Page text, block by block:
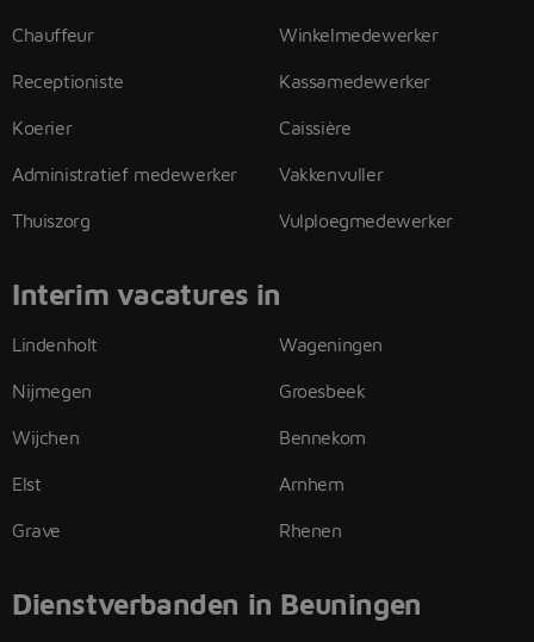
Chauffeur
Receptioniste
Koerier
Administratief medewerker
Thuiszorg
Winkelmedewerker
Kassamedewerker
Caissière
Vakkenvuller
Vulploegmedewerker
Interim vacatures in
Lindenholt
Nijmegen
Wijchen
Elst
Grave
Wageningen
Groesbeek
Bennekom
Arnhem
Rhenen
Dienstverbanden in Beuningen